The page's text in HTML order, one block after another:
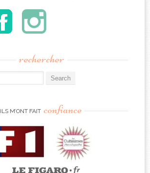
rechercher
ILS M’ONT FAIT confiance